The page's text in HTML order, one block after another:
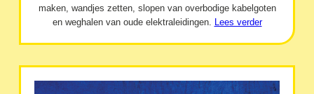
maken, wandjes zetten, slopen van overbodige kabelgoten
en weghalen van oude elektraleidingen. Lees verder